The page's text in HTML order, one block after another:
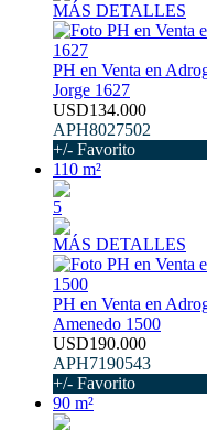
MÁS DETALLES
PH en Venta en
Jorge 1627
USD134.000
APH8027502
+/- Favorito
110 m²
5
MÁS DETALLES
PH en Venta en
Amenedo 1500
USD190.000
APH7190543
+/- Favorito
90 m²